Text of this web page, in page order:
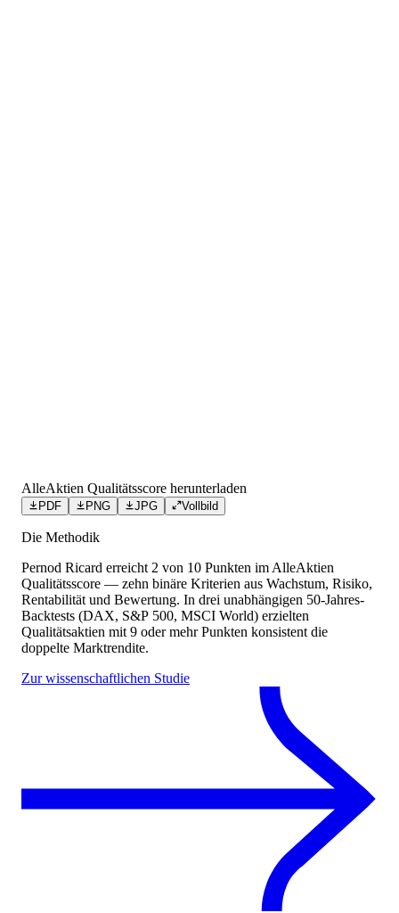
AlleAktien Qualitätsscore herunterladen
PDF PNG JPG Vollbild
Die Methodik
Pernod Ricard erreicht 2 von 10 Punkten im AlleAktien
Qualitätsscore — zehn binäre Kriterien aus Wachstum, Risiko,
Rentabilität und Bewertung. In drei unabhängigen 50-Jahres-
Backtests (DAX, S&P 500, MSCI World) erzielten
Qualitätsaktien mit 9 oder mehr Punkten konsistent die
doppelte Marktrendite.
Zur wissenschaftlichen Studie